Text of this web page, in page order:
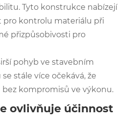
Tyto konstrukce nabízejí
kontrolu materiálu při
přizpůsobivosti pro
pohyb ve stavebním
stále více očekává, že
kompromisů ve výkonu.
ovlivňuje účinnost